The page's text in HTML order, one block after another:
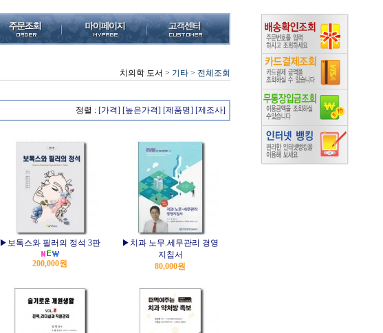
치의학 도서 > 기타 > 전체조회
정렬 : [가격] [높은가격] [제품명] [제조사]
▶보톡스와 필러의 정석 3판
200,000원
▶치과 노무.세무관리 경영
지침서
80,000원